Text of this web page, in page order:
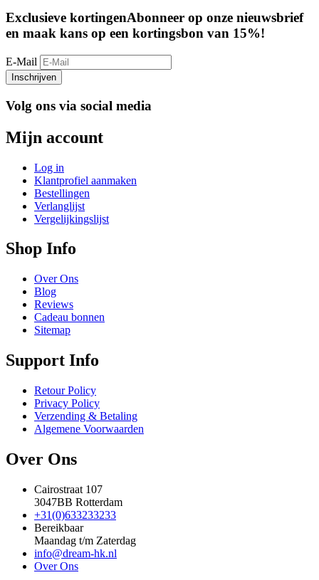
Exclusieve kortingenAbonneer op onze nieuwsbrief
en maak kans op een kortingsbon van 15%!
E-Mail
Inschrijven
Volg ons via social media
Mijn account
Log in
Klantprofiel aanmaken
Bestellingen
Verlanglijst
Vergelijkingslijst
Shop Info
Over Ons
Blog
Reviews
Cadeau bonnen
Sitemap
Support Info
Retour Policy
Privacy Policy
Verzending & Betaling
Algemene Voorwaarden
Over Ons
Cairostraat 107
3047BB Rotterdam
+31(0)633233233
Bereikbaar
Maandag t/m Zaterdag
info@dream-hk.nl
Over Ons